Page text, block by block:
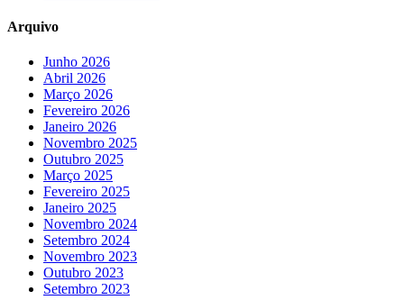
Arquivo
Junho 2026
Abril 2026
Março 2026
Fevereiro 2026
Janeiro 2026
Novembro 2025
Outubro 2025
Março 2025
Fevereiro 2025
Janeiro 2025
Novembro 2024
Setembro 2024
Novembro 2023
Outubro 2023
Setembro 2023